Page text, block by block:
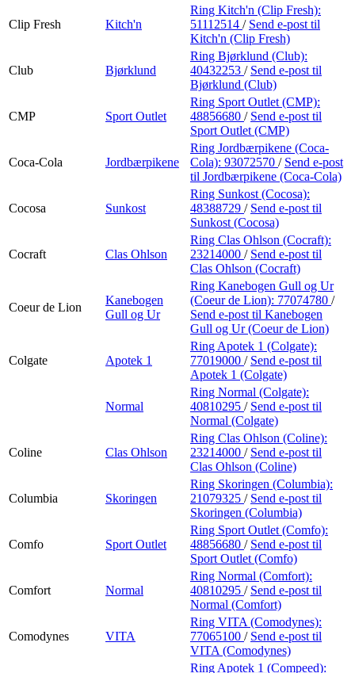
Clip Fresh Kitch'n
Ring Kitch'n (Clip Fresh):
51112514 / Send e-post til
Kitch'n (Clip Fresh)
Club Bjørklund
Ring Bjørklund (Club):
40432253 / Send e-post til
Bjørklund (Club)
CMP Sport Outlet
Ring Sport Outlet (CMP):
48856680 / Send e-post til
Sport Outlet (CMP)
Coca-Cola Jordbærpikene
Ring Jordbærpikene (Coca-
Cola): 93072570 / Send e-post
til Jordbærpikene (Coca-Cola)
Cocosa Sunkost
Ring Sunkost (Cocosa):
48388729 / Send e-post til
Sunkost (Cocosa)
Cocraft Clas Ohlson
Ring Clas Ohlson (Cocraft):
23214000 / Send e-post til
Clas Ohlson (Cocraft)
Coeur de Lion
Kanebogen
Gull og Ur
Ring Kanebogen Gull og Ur
(Coeur de Lion): 77074780 /
Send e-post til Kanebogen
Gull og Ur (Coeur de Lion)
Colgate Apotek 1
Ring Apotek 1 (Colgate):
77019000 / Send e-post til
Apotek 1 (Colgate)
Normal
Ring Normal (Colgate):
40810295 / Send e-post til
Normal (Colgate)
Coline Clas Ohlson
Ring Clas Ohlson (Coline):
23214000 / Send e-post til
Clas Ohlson (Coline)
Columbia Skoringen
Ring Skoringen (Columbia):
21079325 / Send e-post til
Skoringen (Columbia)
Comfo Sport Outlet
Ring Sport Outlet (Comfo):
48856680 / Send e-post til
Sport Outlet (Comfo)
Comfort Normal
Ring Normal (Comfort):
40810295 / Send e-post til
Normal (Comfort)
Comodynes VITA
Ring VITA (Comodynes):
77065100 / Send e-post til
VITA (Comodynes)
Ring Apotek 1 (Compeed):